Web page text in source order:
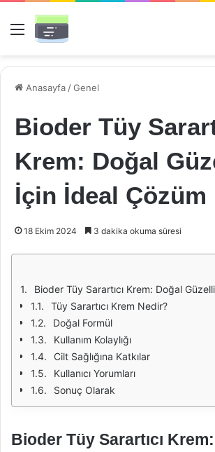
Menü
Anasayfa /Genel
Bioder Tüy
Krem: Doğal
İçin İdeal Çözüm
18 Ekim 2024 3 dakika okuma süresi
Bioder Tüy Sarartıcı Krem: Doğal Güzellik
Tüy Sarartıcı Krem Nedir?
Doğal Formül
Kullanım Kolaylığı
Cilt Sağlığına Katkılar
Kullanıcı Yorumları
Sonuç Olarak
Bioder Tüy Sarartıcı